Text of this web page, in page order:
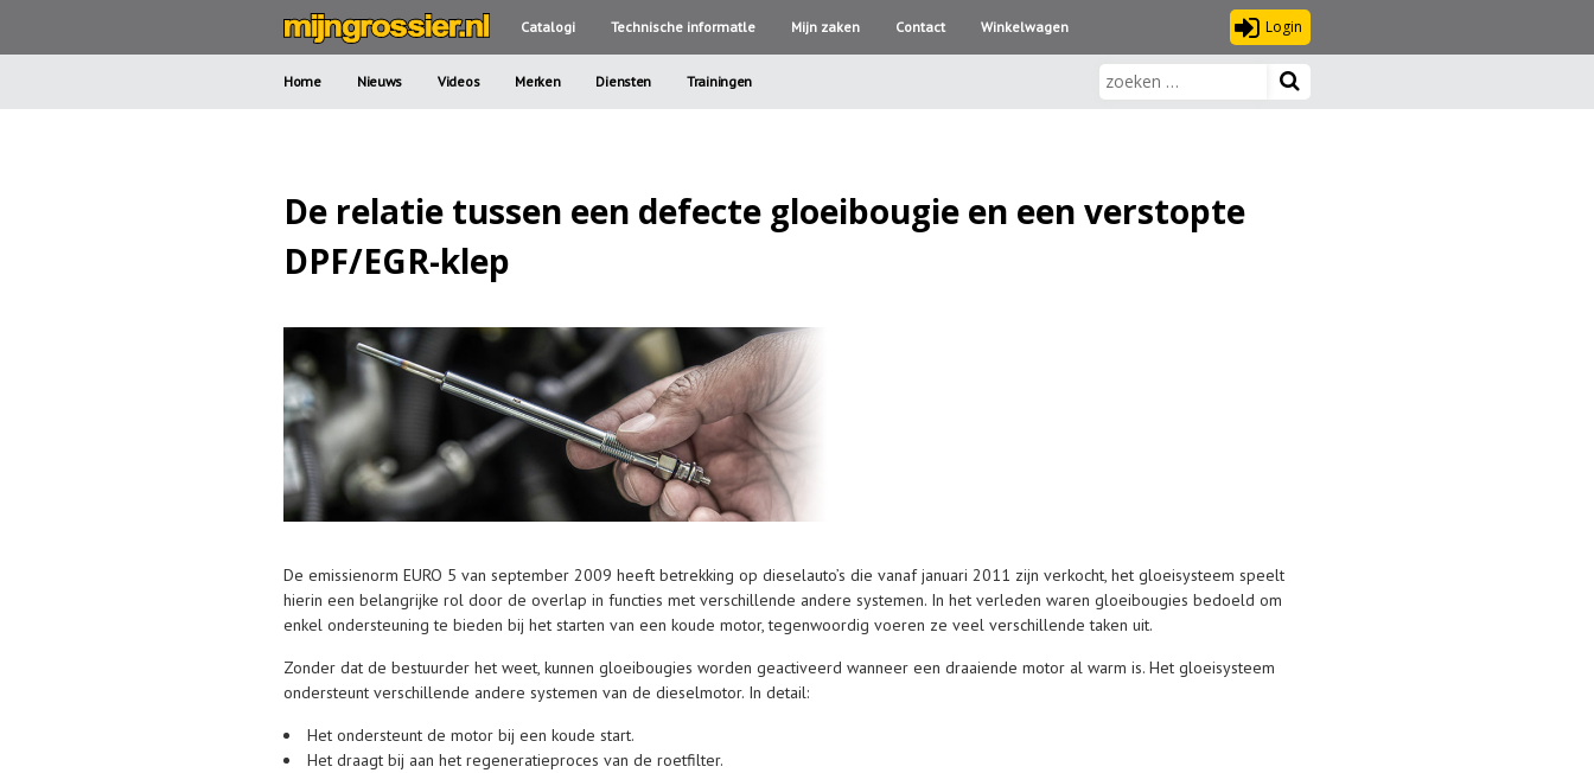
Catalogi Technische informatle Mijn zaken Contact Winkelwagen Login
Home Nieuws Videos Merken Diensten Trainingen
De relatie tussen een defecte gloeibougie en een verstopte
DPF/EGR-klep
De emissienorm EURO 5 van september 2009 heeft betrekking op dieselauto’s die vanaf januari 2011 zijn verkocht, het gloeisysteem speelt
hierin een belangrijke rol door de overlap in functies met verschillende andere systemen. In het verleden waren gloeibougies bedoeld om
enkel ondersteuning te bieden bij het starten van een koude motor, tegenwoordig voeren ze veel verschillende taken uit.
Zonder dat de bestuurder het weet, kunnen gloeibougies worden geactiveerd wanneer een draaiende motor al warm is. Het gloeisysteem
ondersteunt verschillende andere systemen van de dieselmotor. In detail:
Het ondersteunt de motor bij een koude start.
Het draagt bij aan het regeneratieproces van de roetfilter.